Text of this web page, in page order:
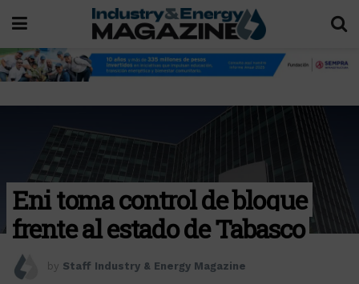
Eni toma control de bloque
frente al estado de Tabasco
by Staff Industry & Energy Magazine